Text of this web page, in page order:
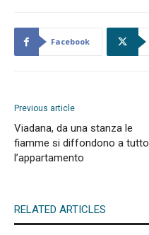
Facebook
Previous article
Viadana, da una stanza le
fiamme si diffondono a tutto
l’appartamento
RELATED ARTICLES